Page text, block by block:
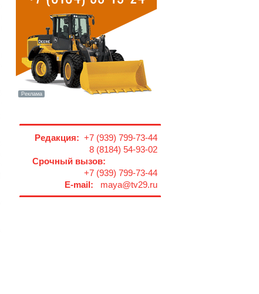
Редакция: +7 (939) 799-73-44
8 (8184) 54-93-02
Срочный вызов:
+7 (939) 799-73-44
E-mail: maya@tv29.ru